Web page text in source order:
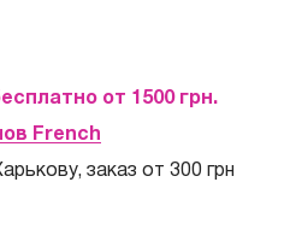
от 1500 грн.
French
заказ от 300 грн